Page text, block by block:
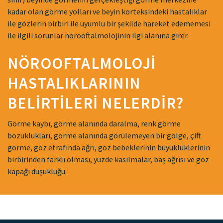
kadar olan görme yolları ve beyin korteksindeki hastalıklar
ile gözlerin birbiri ile uyumlu bir şekilde hareket edememesi
ile ilgili sorunlar nörooftalmolojinin ilgi alanına girer.
NÖROOFTALMOLOJİ
HASTALIKLARININ
BELİRTİLERİ NELERDİR?
Görme kaybı, görme alanında daralma, renk görme
bozuklukları, görme alanında görülemeyen bir gölge, çift
görme, göz etrafında ağrı, göz bebeklerinin büyüklüklerinin
birbirinden farklı olması, yüzde kasılmalar, baş ağrısı ve göz
kapağı düşüklüğü.